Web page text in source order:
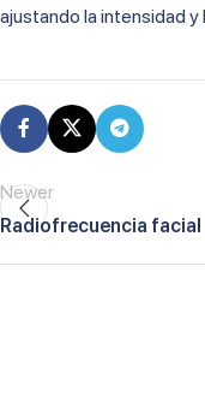
ajustando la intensidad
Newer
Radiofrecuencia facial